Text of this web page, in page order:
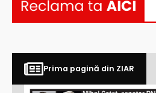
Prima pagină din ZIAR